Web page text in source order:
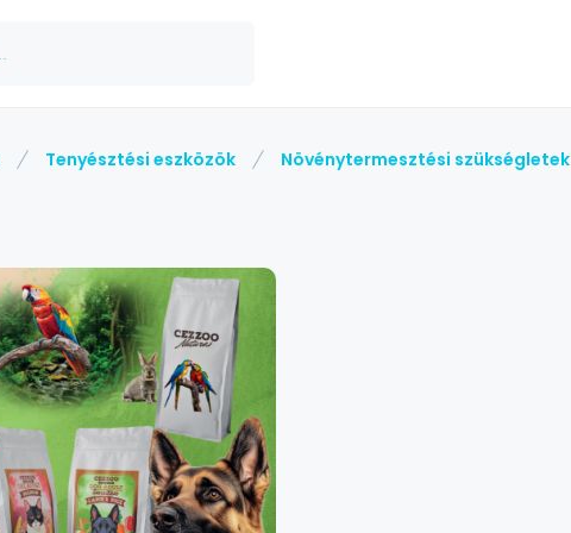
Tenyésztési eszközök Növénytermesztési szükségletek